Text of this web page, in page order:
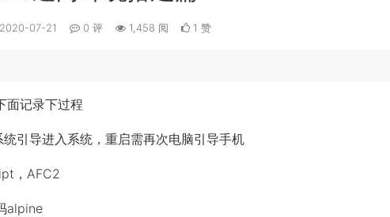
2020-07-21 0 评 1,458 阅 1 赞
面记录下过程
引导进入系统，重启需再次电脑引导手机
，AFC2
alpine